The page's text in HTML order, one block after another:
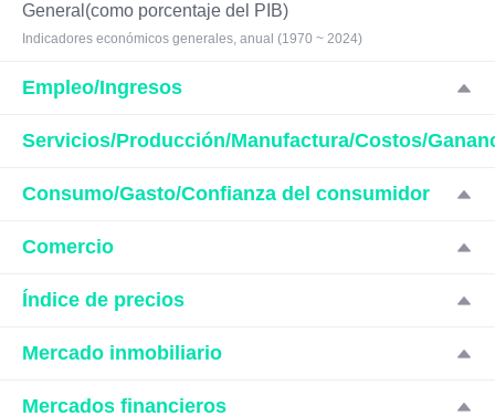
General(como porcentaje del PIB)
Indicadores económicos generales, anual (1970 ~ 2024)
Empleo/Ingresos
Servicios/Producción/Manufactura/Costos/
Consumo/Gasto/Confianza del consumidor
Comercio
Índice de precios
Mercado inmobiliario
Mercados financieros